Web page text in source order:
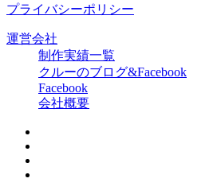
プライバシーポリシー
運営会社
制作実績一覧
クルーのブログ&Facebook
Facebook
会社概要